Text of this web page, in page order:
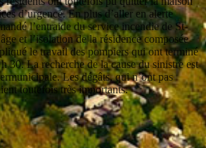
d’urgence. En plus d’aller en alerte
l’entraide du service incendie de St-
et l’isolation de la résidence composée
le travail des pompiers qui ont terminé
30. La recherche de la cause du sinistre est
Les dégâts, qui n’ont pas
toutefois très importants.